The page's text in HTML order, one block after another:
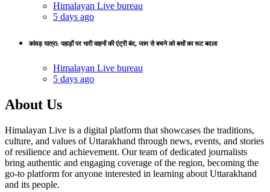
Himalayan Live bureau
5 days ago
कांवड़ यात्रा: पहाड़ों पर भारी वाहनों की एंट्री बंद, जाम से बचने को बसों का रूट बदला
Himalayan Live bureau
5 days ago
About Us
Himalayan Live is a digital platform that showcases the traditions,
culture, and values of Uttarakhand through news, events, and stories
of resilience and achievement. Our team of dedicated journalists
bring authentic and engaging coverage of the region, becoming the
go-to platform for anyone interested in learning about Uttarakhand
and its people.